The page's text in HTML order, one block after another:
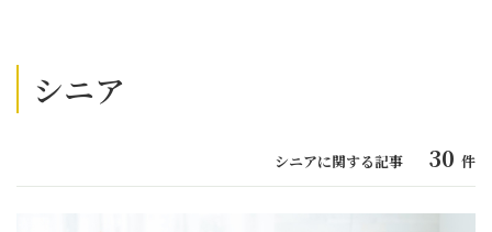
シニア
シニアに関する記事 30 件